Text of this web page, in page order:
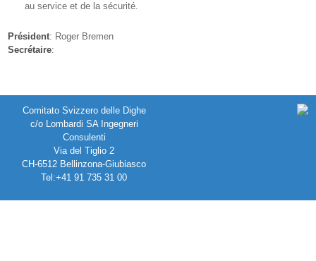
au service et de la sécurité.
Président: Roger Bremen
Secrétaire:
Comitato Svizzero delle Dighe
c/o Lombardi SA Ingegneri
Consulenti
Via del Tiglio 2
CH-6512 Bellinzona-Giubiasco
Tel:+41 91 735 31 00